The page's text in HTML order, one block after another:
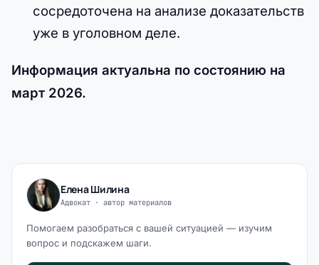
сосредоточена на анализе доказательств
уже в уголовном деле.
Информация актуальна по состоянию на
март 2026.
Елена Шилина
Адвокат · автор материалов
Помогаем разобраться с вашей ситуацией — изучим
вопрос и подскажем шаги.